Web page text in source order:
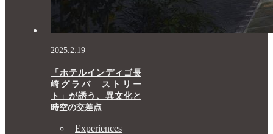
2025.2.19
「ホテルインディゴ長
崎グラバ―ストリー
ト」が誘う、異文化と
時空の交差点
Experiences